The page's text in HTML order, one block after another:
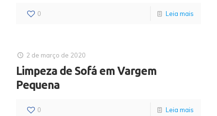
0 Leia mais
2 de março de 2020
Limpeza de Sofá em Vargem
Pequena
0 Leia mais